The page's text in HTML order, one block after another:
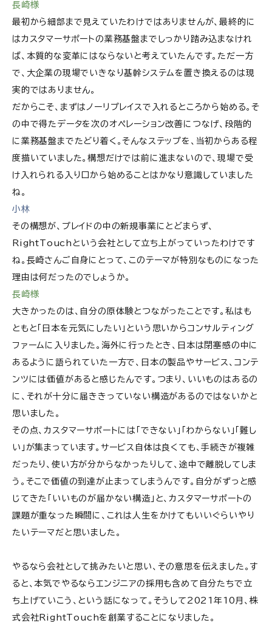
長崎様
最初から細部まで見えていたわけではありませんが、最終的に
はカスタマーサポートの業務基盤までしっかり踏み込まなけれ
ば、本質的な変革にはならないと考えていたんです。ただ一方
で、大企業の現場でいきなり基幹システムを置き換えるのは現
実的ではありません。
だからこそ、まずはノーリプレイスで入れるところから始める。そ
の中で得たデータを次のオペレーション改善につなげ、段階的
に業務基盤までたどり着く。そんなステップを、当初からある程
度描いていました。構想だけでは前に進まないので、現場で受
け入れられる入り口から始めることはかなり意識していました
ね。
小林
その構想が、プレイドの中の新規事業にとどまらず、
RightTouchという会社として立ち上がっていったわけです
ね。長崎さんご自身にとって、このテーマが特別なものになった
理由は何だったのでしょうか。
長崎様
大きかったのは、自分の原体験とつながったことです。私はも
ともと「日本を元気にしたい」という思いからコンサルティング
ファームに入りました。海外に行ったとき、日本は閉塞感の中に
あるように語られていた一方で、日本の製品やサービス、コンテ
ンツには価値があると感じたんです。つまり、いいものはあるの
に、それが十分に届ききっていない構造があるのではないかと
思いました。
その点、カスタマーサポートには「できない」「わからない」「難し
い」が集まっています。サービス自体は良くても、手続きが複雑
だったり、使い方が分からなかったりして、途中で離脱してしま
う。そこで価値の到達が止まってしまうんです。自分がずっと感
じてきた「いいものが届かない構造」と、カスタマーサポートの
課題が重なった瞬間に、これは人生をかけてもいいぐらいやり
たいテーマだと思いました。
やるなら会社として挑みたいと思い、その意思を伝えました。す
ると、本気でやるならエンジニアの採用も含めて自分たちで立
ち上げていこう、という話になって。そうして2021年10月、株
式会社RightTouchを創業することになりました。